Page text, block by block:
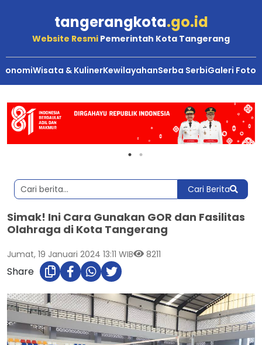
tangerangkota.go.id
Website Resmi Pemerintah Kota Tangerang
Wisata & KulinerKewilayahanSerba SerbiGaleri Foto
Cari Berita
Simak! Ini Cara Gunakan GOR dan Fasilitas
Olahraga di Kota Tangerang
Jumat, 19 Januari 2024 13:11 WIB 8211
Share